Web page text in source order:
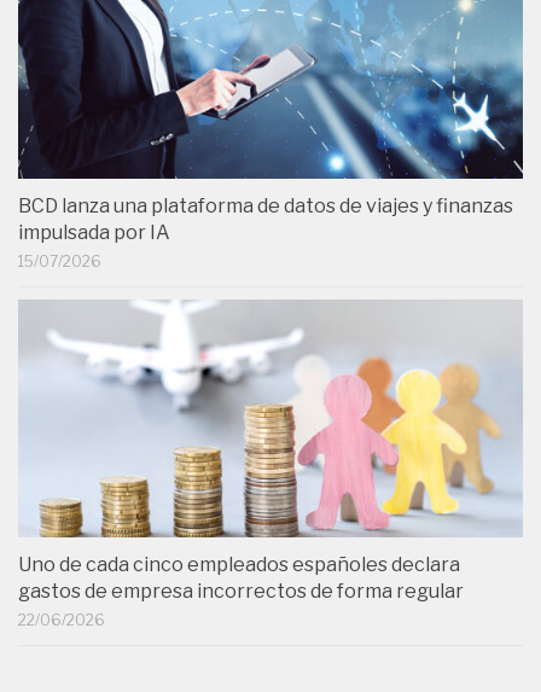
BCD lanza una plataforma de datos de viajes y finanzas
impulsada por IA
15/07/2026
Uno de cada cinco empleados españoles declara
gastos de empresa incorrectos de forma regular
22/06/2026